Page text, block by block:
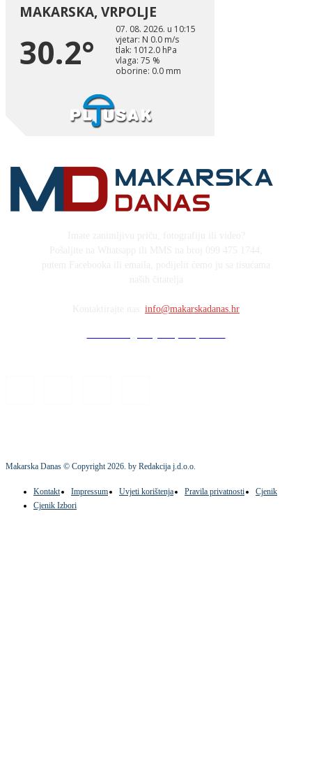
info@makarskadanas.hr
Makarska Danas © Copyright2026. by Redakcija j.d.o.o.
Kontakt Impressum Uvjeti korištenja Pravila privatnosti
Cjenik
Cjenik Izbori